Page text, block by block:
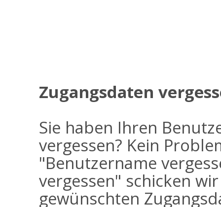
Zugangsdaten
Sie haben Ihren
vergessen? Kein
"Benutzername
vergessen" schicken
gewünschten